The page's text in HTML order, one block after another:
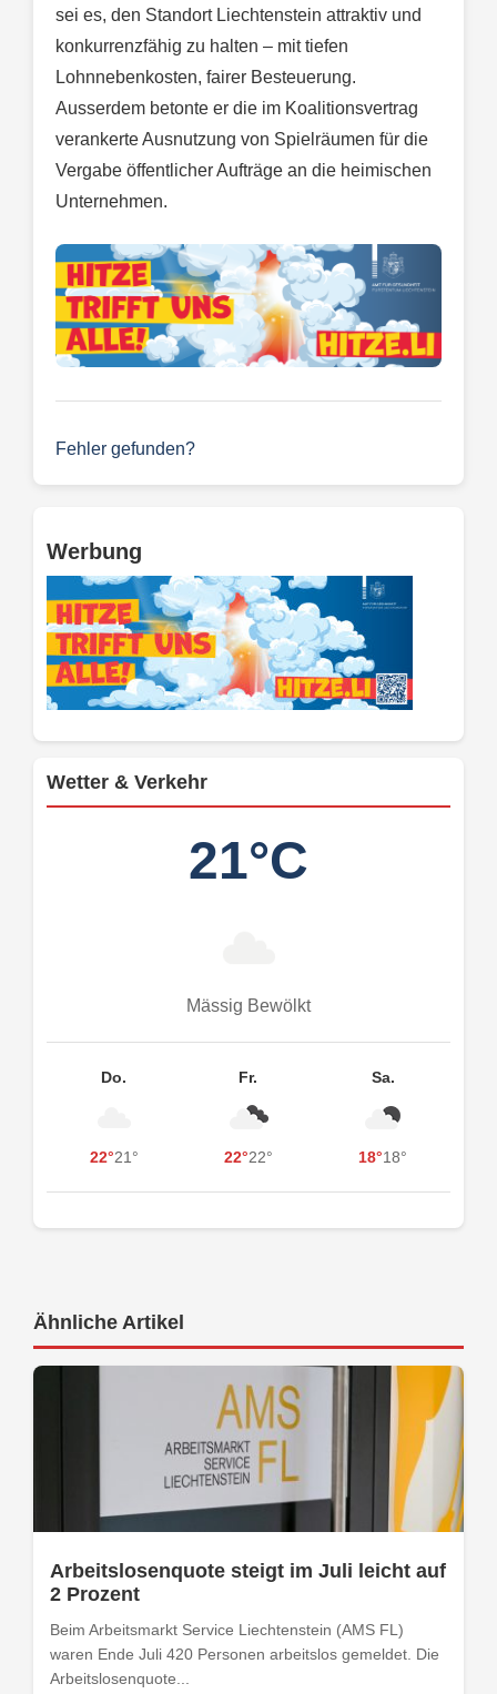
sei es, den Standort Liechtenstein attraktiv und
konkurrenzfähig zu halten – mit tiefen
Lohnnebenkosten, fairer Besteuerung.
Ausserdem betonte er die im Koalitionsvertrag
verankerte Ausnutzung von Spielräumen für die
Vergabe öffentlicher Aufträge an die heimischen
Unternehmen.
Fehler gefunden?
Werbung
Wetter & Verkehr
21°C
Mässig Bewölkt
Do.
22°21°
Fr.
22°22°
Sa.
18°18°
Ähnliche Artikel
Arbeitslosenquote steigt im Juli leicht auf
2 Prozent
Beim Arbeitsmarkt Service Liechtenstein (AMS FL)
waren Ende Juli 420 Personen arbeitslos gemeldet. Die
Arbeitslosenquote...